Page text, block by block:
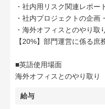
・社内用リスク関連レポー
・社内プロジェクトの企
・海外オフィスとのやり取
【20%】部門運営に係る庶
■英語使用場面
海外オフィスとのやり取り
給与